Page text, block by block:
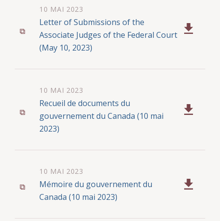
nommées proposent un nom pour le
poste de président de la Commission; la
présidence de la Commission a ainsi été
assumée par Me Martine Turcotte.
remet un rapport faisant état de ses
recommandations au ministre de la
Justice du Canada, qui donne suite au
rapport au plus tard quatre mois après
soumissions qui lui sont présentées tout
en tenant compte des facteurs suivants :
10 MAI 2023
Letter of Submissions of the
Associate Judges of the Federal Court
(May 10, 2023)
10 MAI 2023
Recueil de documents du
gouvernement du Canada (10 mai
2023)
10 MAI 2023
Mémoire du gouvernement du
Canada (10 mai 2023)